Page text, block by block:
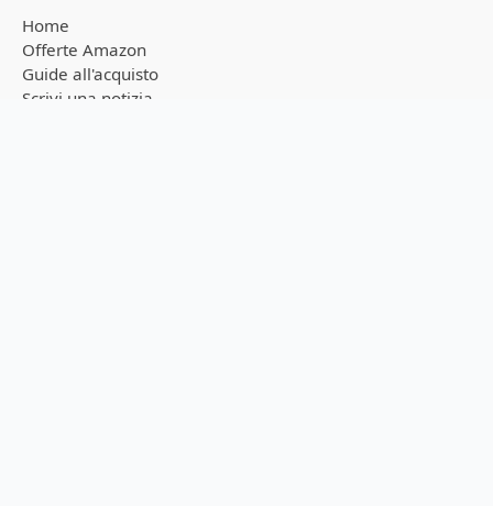
Home
Offerte Amazon
Guide all'acquisto
Scrivi una notizia